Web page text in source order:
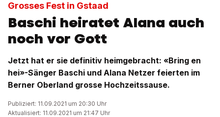
Grosses Fest in Gstaad
Baschi heiratet Alana auch
noch vor Gott
Jetzt hat er sie definitiv heimgebracht: «Bring en
hei»-Sänger Baschi und Alana Netzer feierten im
Berner Oberland grosse Hochzeitssause.
Publiziert: 11.09.2021 um 20:30 Uhr
Aktualisiert: 11.09.2021 um 21:47 Uhr